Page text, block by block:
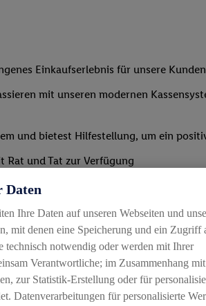
Einkaufserlebnis für unsere Kunden
mit unseren modernen
und bietest Hilfestellung, um ein
und Tat zur Verfügung
Daten
Ihre Daten auf unseren Webseiten und
mit denen eine Speicherung und ein Zugriff
notwendig oder werden mit Ihrer
Verantwortliche; im Zusammenhang
zur Statistik-Erstellung oder für
Datenverarbeitungen für personalisierte